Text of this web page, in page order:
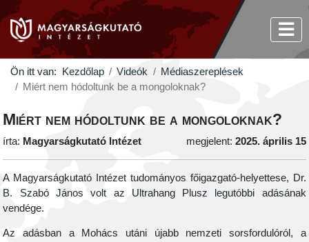
Ön itt van: Kezdőlap Videók
Médiaszereplések
Miért nem hódoltunk be a mongoloknak?
Miért nem hódoltunk be a mongoloknak?
írta: Magyarságkutató Intézet megjelent: 2025. április 15
A Magyarságkutató Intézet tudományos főigazgató-helyettese, Dr.
B. Szabó János volt az Ultrahang Plusz legutóbbi adásának
vendége.
Az adásban a Mohács utáni újabb nemzeti sorsfordulóról, a